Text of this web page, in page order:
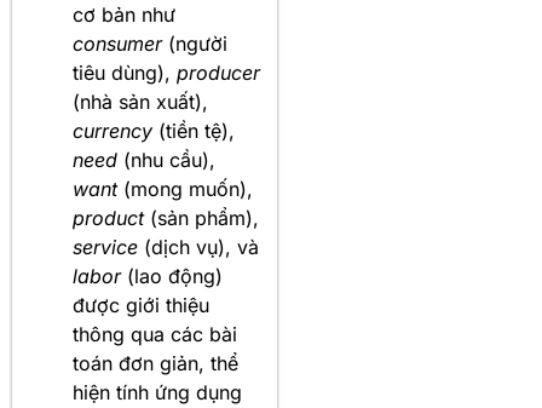
cơ bản như
consumer(người
tiêu dùng), producer
(nhà sản xuất),
currency (tiền tệ),
need (nhu cầu),
want(mong muốn),
product(sản phẩm),
service (dịch vụ), và
labor(lao động)
được giới thiệu
thông qua các bài
toán đơn giản, thể
hiện tính ứng dụng